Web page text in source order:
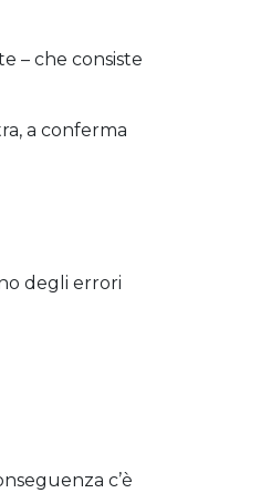
– che consiste
a conferma
degli errori
c’è